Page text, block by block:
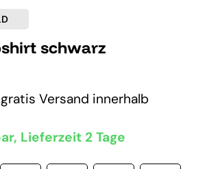
schwarz
gratis Versand innerhalb
Lieferzeit 2 Tage